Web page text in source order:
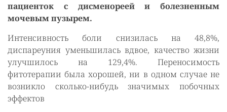
пациенток с дисменореей и болезненным
мочевым пузырем.
Интенсивность боли снизилась на 48,8%,
диспареуния уменьшилась вдвое, качество жизни
улучшилось на 129,4%. Переносимость
фитотерапии была хорошей, ни в одном случае не
возникло сколько-нибудь значимых побочных
эффектов